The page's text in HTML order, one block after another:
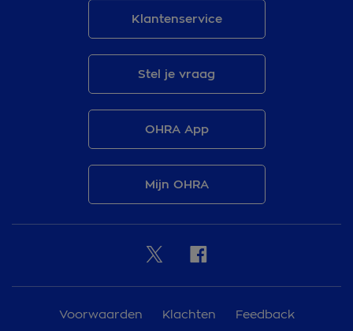
Klantenservice
Stel je vraag
OHRA App
Mijn OHRA
Voorwaarden Klachten Feedback